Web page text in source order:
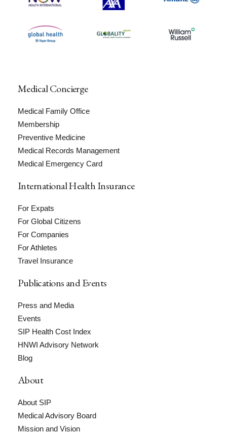
Medical Concierge
Medical Family Office
Membership
Preventive Medicine
Medical Records Management
Medical Emergency Card
International Health Insurance
For Expats
For Global Citizens
For Companies
For Athletes
Travel Insurance
Publications and Events
Press and Media
Events
SIP Health Cost Index
HNWI Advisory Network
Blog
About
About SIP
Medical Advisory Board
Mission and Vision